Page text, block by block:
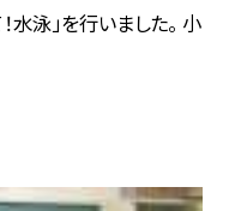
水泳」を行いました。 小